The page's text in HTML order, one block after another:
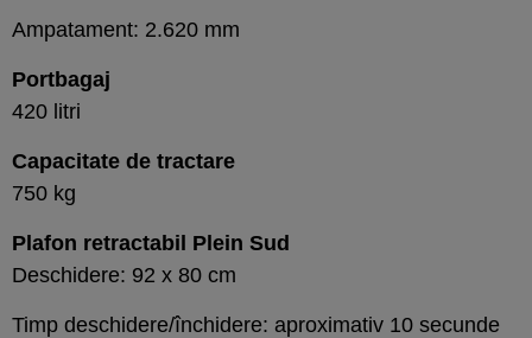
Ampatament: 2.620 mm
Portbagaj
420 litri
Capacitate de tractare
750 kg
Plafon retractabil Plein Sud
Deschidere: 92 x 80 cm
Timp deschidere/închidere: aproximativ 10 secunde